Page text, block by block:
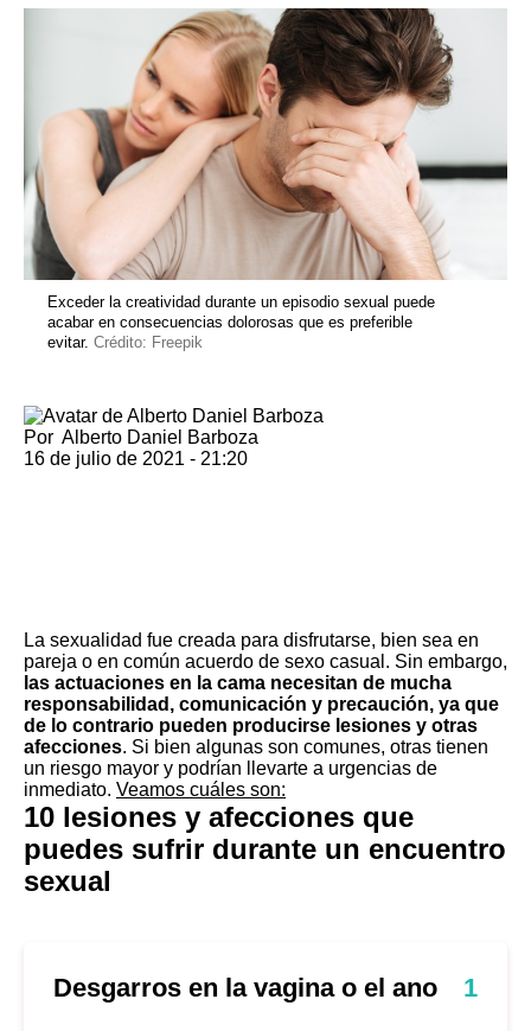
Exceder la creatividad durante un episodio sexual puede
acabar en consecuencias dolorosas que es preferible
evitar. Crédito: Freepik
Por Alberto Daniel Barboza
16 de julio de 2021 - 21:20
La sexualidad fue creada para disfrutarse, bien sea en
pareja o en común acuerdo de sexo casual . Sin embargo,
las actuaciones en la cama necesitan de mucha
responsabilidad, comunicación y precaución, ya que
de lo contrario pueden producirse lesiones y otras
afecciones. Si bien algunas son comunes, otras tienen
un riesgo mayor y podrían llevarte a urgencias de
inmediato. Veamos cuáles son:
10 lesiones y afecciones que
puedes sufrir durante un encuentro
sexual
Desgarros en la vagina o el ano 1